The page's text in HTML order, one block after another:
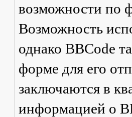
возможности по
Возможность
однако BBCode
форме для его
заключаются в
информацией о